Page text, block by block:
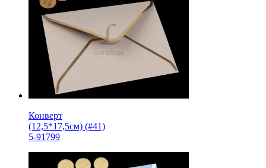
Конверт
(12,5*17,5см) (#41)
5-91799